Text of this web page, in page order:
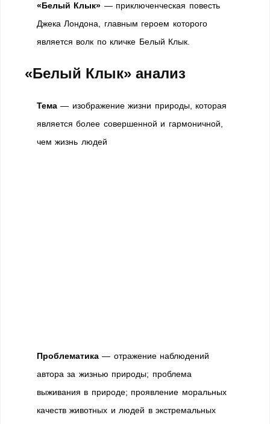
«Белый Клык» — приключенческая повесть
Джека Лондона, главным героем которого
является волк по кличке Белый Клык.
«Белый Клык» анализ
Тема — изображение жизни природы, которая
является более совершенной и гармоничной,
чем жизнь людей
Проблематика — отражение наблюдений
автора за жизнью природы; проблема
выживания в природе; проявление моральных
качеств животных и людей в экстремальных